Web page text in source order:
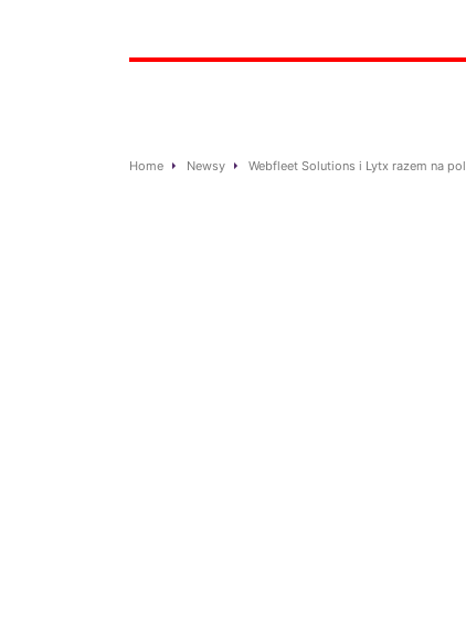
Home Newsy Webfleet Solutions i Lytx razem na